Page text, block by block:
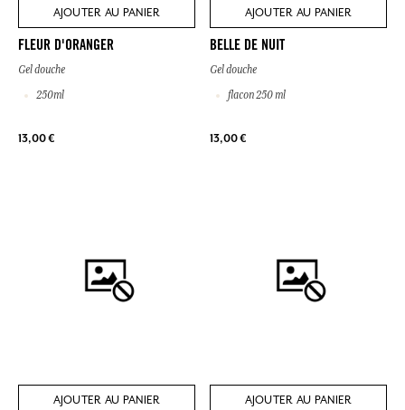
AJOUTER AU PANIER
FLEUR D'ORANGER
Gel douche
250ml
13,00 €
AJOUTER AU PANIER
BELLE DE NUIT
Gel douche
flacon 250 ml
13,00 €
AJOUTER AU PANIER AJOUTER AU PANIER